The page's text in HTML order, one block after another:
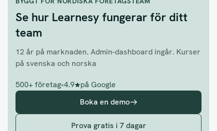
Se hur Learnesy fungerar för ditt
team
12 år på marknaden. Admin-dashboard ingår. Kurser
på svenska och norska
500+ företag•4.9
på Google
Boka en demo
Prova gratis i 7 dagar